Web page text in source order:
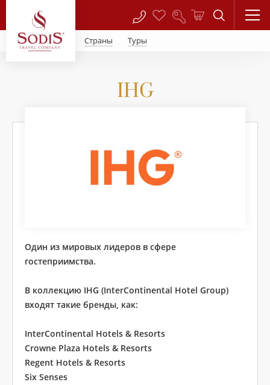
Страны Туры
IHG
Один из мировых лидеров в сфере
гостеприимства.
В коллекцию IHG (InterContinental Hotel Group)
входят такие бренды, как:
InterContinental Hotels & Resorts
Crowne Plaza Hotels & Resorts
Regent Hotels & Resorts
Six Senses